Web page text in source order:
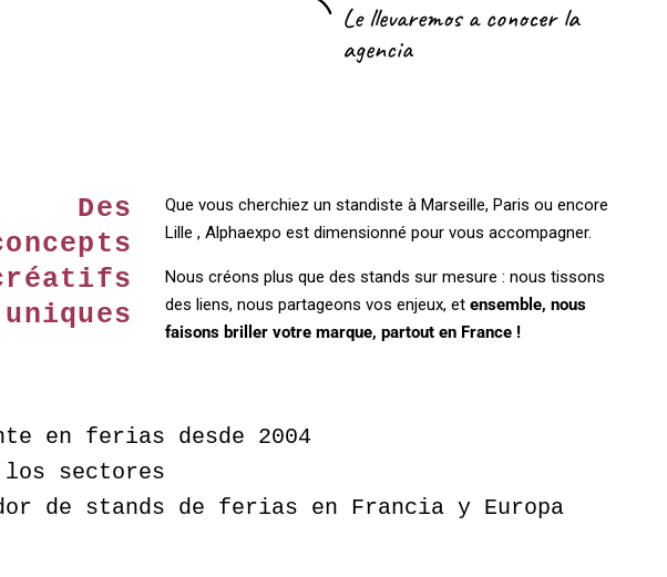
Le llevaremos a conocer la
agencia
Des
uniques
Que vous cherchiez un standiste à Marseille, Paris ou encore
Lille , Alphaexpo est dimensionné pour vous accompagner.
Nous créons plus que des stands sur mesure : nous tissons
des liens, nous partageons vos enjeux, etensemble, nous
faisons briller votre marque, partout en France !
en ferias desde 2004
los sectores
de stands de ferias en Francia y Europa